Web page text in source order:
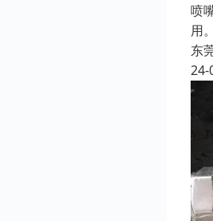
喷
用
东
24-